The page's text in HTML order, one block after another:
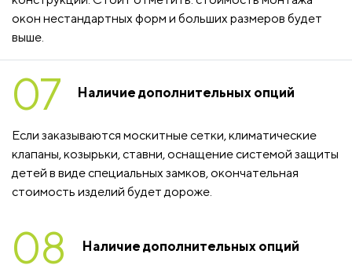
окон нестандартных форм и больших размеров будет
выше.
07 Наличие дополнительных опций
Если заказываются москитные сетки, климатические
клапаны, козырьки, ставни, оснащение системой защиты
детей в виде специальных замков, окончательная
стоимость изделий будет дороже.
08 Наличие дополнительных опций